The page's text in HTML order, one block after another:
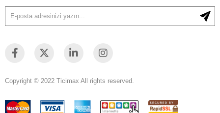
Copyright © 2022 Ticimax All rights reserved.